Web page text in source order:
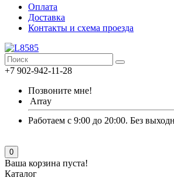
Оплата
Доставка
Контакты и схема проезда
+7 902-942-11-28
Позвоните мне!
Array
Работаем с 9:00 до 20:00. Без
0
Ваша корзина пуста!
Каталог